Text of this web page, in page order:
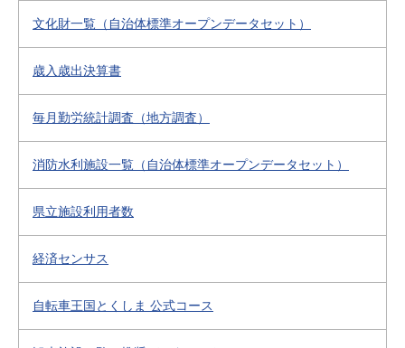
文化財一覧（自治体標準オープンデータセット）
歳入歳出決算書
毎月勤労統計調査（地方調査）
消防水利施設一覧（自治体標準オープンデータセット）
県立施設利用者数
経済センサス
自転車王国とくしま 公式コース